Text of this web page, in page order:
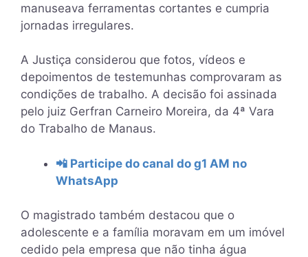
manuseava ferramentas cortantes e cumpria
jornadas irregulares.
A Justiça considerou que fotos, vídeos e
depoimentos de testemunhas comprovaram as
condições de trabalho. A decisão foi assinada
pelo juiz Gerfran Carneiro Moreira, da 4ª Vara
do Trabalho de Manaus.
📲 Participe do canal do g1 AM no
WhatsApp
O magistrado também destacou que o
adolescente e a família moravam em um imóvel
cedido pela empresa que não tinha água